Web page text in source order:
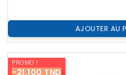
AJOUTER AU
PROMO !
-21,100 TND